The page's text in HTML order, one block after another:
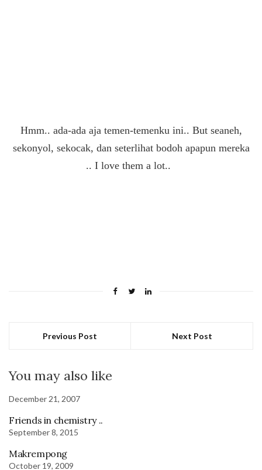
Hmm.. ada-ada aja temen-temenku ini.. But seaneh,
sekonyol, sekocak, dan seterlihat bodoh apapun mereka
.. I love them a lot..
Previous Post Next Post
You may also like
December 21, 2007
Friends in chemistry ..
September 8, 2015
Makrempong
October 19, 2009